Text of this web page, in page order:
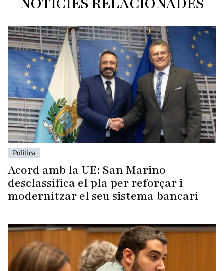
Política
Acord amb la UE: San Marino
desclassifica el pla per reforçar i
modernitzar el seu sistema bancari